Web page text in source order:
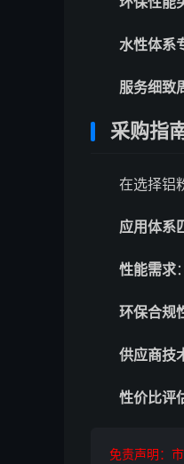
水性体系
服务细致
采购指
在选择铝
应用体系
性能需求
环保合规
供应商技
性价比评
免责声明：